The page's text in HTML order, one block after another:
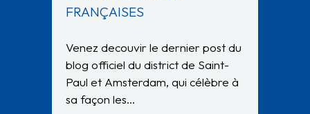
FRANÇAISES
Venez decouvir le dernier post du
blog officiel du district de Saint-
Paul et Amsterdam, qui célèbre à
sa façon les…